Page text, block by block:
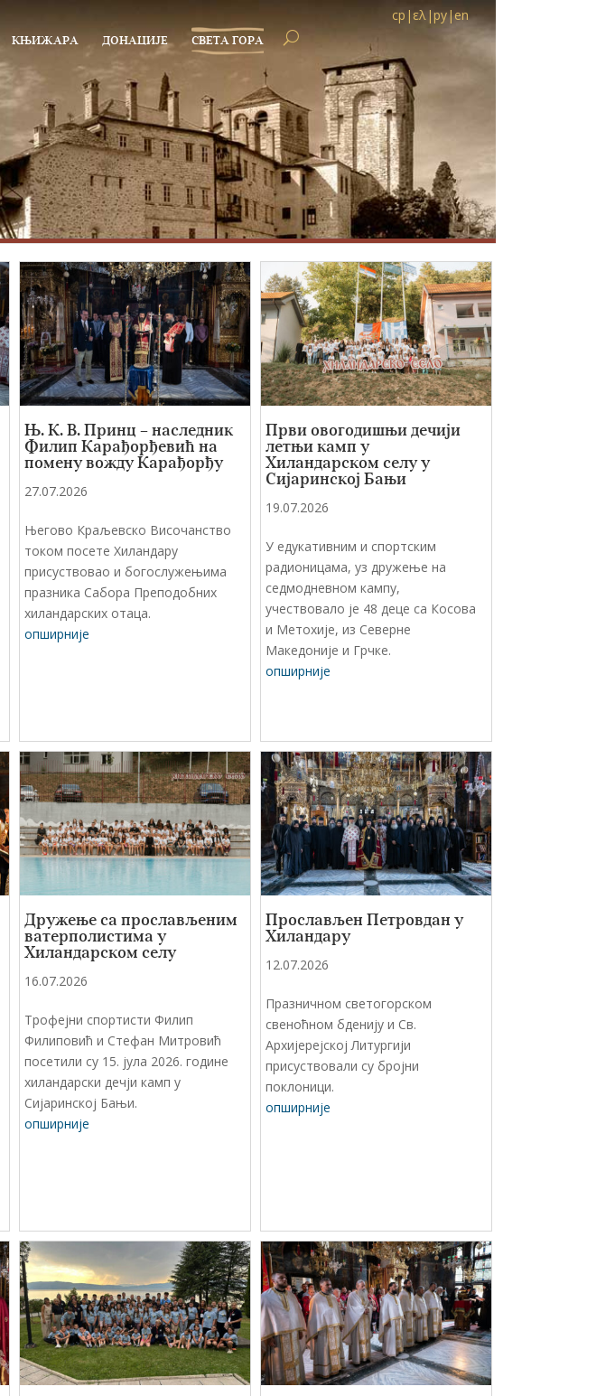
КЊИЖАРА ДОНАЦИЈЕ СВЕТА ГОРА
ср |ελ|ру|en
Њ. К. В. Принц – наследник
Филип Карађорђевић на
помену вожду Карађорђу
27.07.2026
Његово Краљевско Височанство
током посете Хиландару
присуствовао и богослужењима
празника Сабора Преподобних
хиландарских отаца.
опширније
Први овогодишњи дечији
летњи камп у
Хиландарском селу у
Сијаринској Бањи
19.07.2026
У едукативним и спортским
радионицама, уз дружење на
седмодневном кампу,
учествовало је 48 деце са Косова
и Метохије, из Северне
Македоније и Грчке.
опширније
Дружење са прослављеним
ватерполистима у
Хиландарском селу
16.07.2026
Трофејни спортисти Филип
Филиповић и Стефан Митровић
посетили су 15. јула 2026. године
хиландарски дечји камп у
Сијаринској Бањи.
опширније
Прослављен Петровдан у
Хиландару
12.07.2026
Празничном светогорском
свеноћном бденију и Св.
Архијерејској Литургији
присуствовали су бројни
поклоници.
опширније